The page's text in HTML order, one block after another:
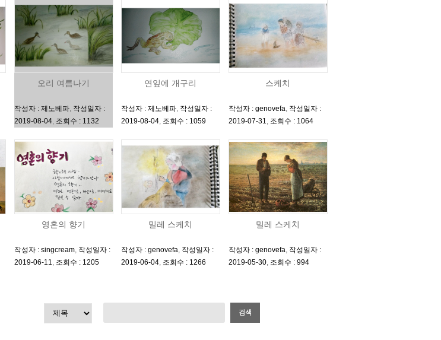
오리 여름나기
작성자 : 제노베파, 작성일자 :
2019-08-04, 조회수 : 1132
연잎에 개구리
작성자 : 제노베파, 작성일자 :
2019-08-04, 조회수 : 1059
스케치
작성자 : genovefa, 작성일자 :
2019-07-31, 조회수 : 1064
영혼의 향기
작성자 : singcream, 작성일자 :
2019-06-11, 조회수 : 1205
밀레 스케치
작성자 : genovefa, 작성일자 :
2019-06-04, 조회수 : 1266
밀레 스케치
작성자 : genovefa, 작성일자 :
2019-05-30, 조회수 : 994